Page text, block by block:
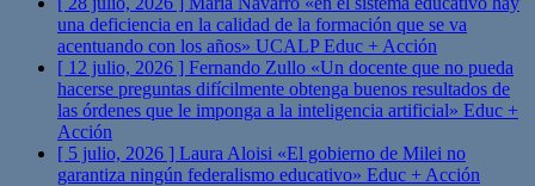
una deficiencia en la calidad de la formación que se va
acentuando con los años» UCALPEduc + Acción
[ 12 julio, 2026 ] Fernando Zullo «Un docente que no pueda
hacerse preguntas difícilmente obtenga buenos resultados de
las órdenes que le imponga a la inteligencia artificial» Educ +
Acción
[ 5 julio, 2026 ] Laura Aloisi «El gobierno de Milei no
garantiza ningún federalismo educativo» Educ + Acción